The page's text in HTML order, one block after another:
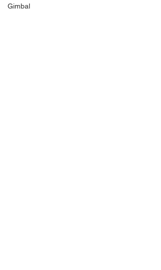
Gimbal